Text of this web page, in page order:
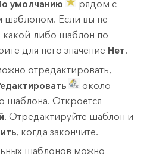
умолчанию
рядом с
шаблоном. Если вы не
какой-либо шаблон по
для него значение Нет.
отредактировать,
около
шаблона. Откроется
. Отредактируйте шаблон и
, когда закончите.
шаблонов можно